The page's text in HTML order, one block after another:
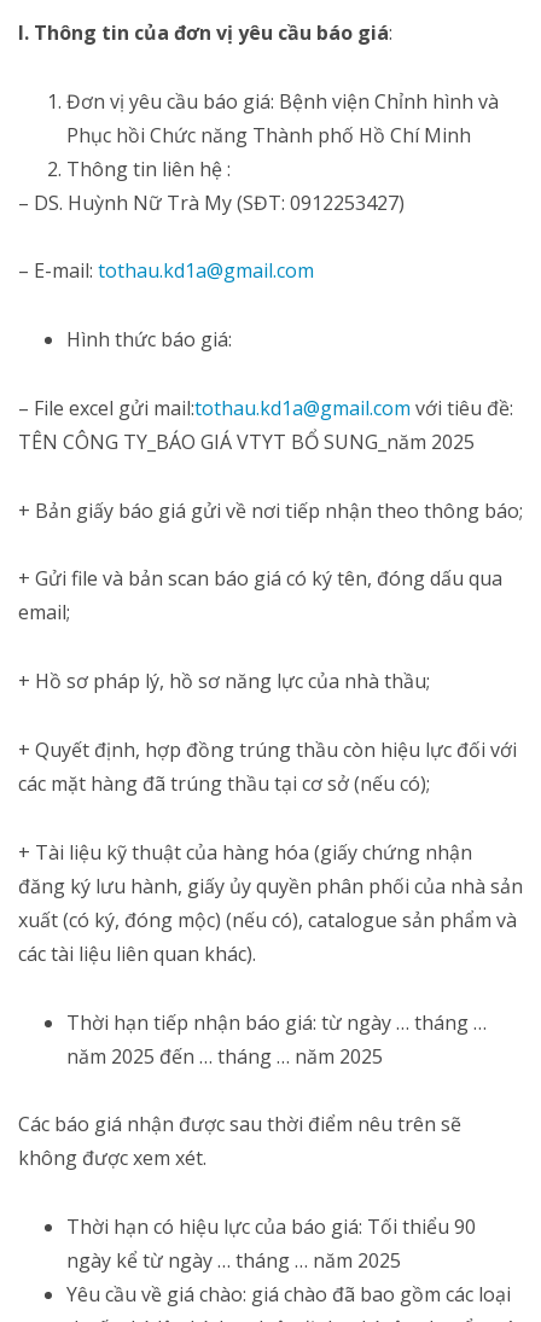
I. Thông tin của đơn vị yêu cầu báo giá:
Đơn vị yêu cầu báo giá: Bệnh viện Chỉnh hình và
Phục hồi Chức năng Thành phố Hồ Chí Minh
Thông tin liên hệ :
– DS. Huỳnh Nữ Trà My (SĐT: 0912253427)
– E-mail: tothau.kd1a@gmail.com
Hình thức báo giá:
– File excel gửi mail:tothau.kd1a@gmail.com với tiêu đề:
TÊN CÔNG TY_BÁO GIÁ VTYT BỔ SUNG_năm 2025
+ Bản giấy báo giá gửi về nơi tiếp nhận theo thông báo;
+ Gửi file và bản scan báo giá có ký tên, đóng dấu qua
email;
+ Hồ sơ pháp lý, hồ sơ năng lực của nhà thầu;
+ Quyết định, hợp đồng trúng thầu còn hiệu lực đối với
các mặt hàng đã trúng thầu tại cơ sở (nếu có);
+ Tài liệu kỹ thuật của hàng hóa (giấy chứng nhận
đăng ký lưu hành, giấy ủy quyền phân phối của nhà sản
xuất (có ký, đóng mộc) (nếu có), catalogue sản phẩm và
các tài liệu liên quan khác).
Thời hạn tiếp nhận báo giá: từ ngày … tháng …
năm 2025 đến … tháng … năm 2025
Các báo giá nhận được sau thời điểm nêu trên sẽ
không được xem xét.
Thời hạn có hiệu lực của báo giá: Tối thiểu 90
ngày kể từ ngày … tháng … năm 2025
Yêu cầu về giá chào: giá chào đã bao gồm các loại